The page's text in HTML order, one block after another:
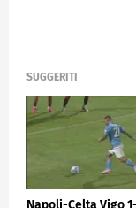
SUGGERITI
Napoli-Celta Vigo